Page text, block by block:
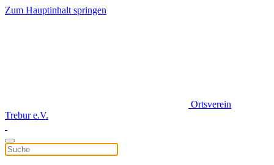
Zum Hauptinhalt springen
Ortsverein
Trebur e.V.